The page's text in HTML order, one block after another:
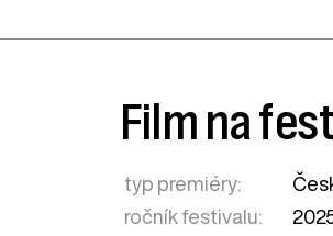
Film na
typ premiéry:
ročník festivalu: